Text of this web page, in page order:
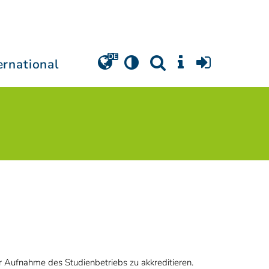
des Studienbetriebs zu akkreditieren.